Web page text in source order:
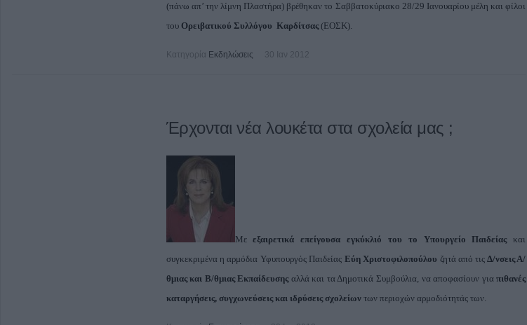
(πάνω απ’ την λίμνη Πλαστήρα) βρέθηκαν το Σαββατοκύριακο 28/29 Ιανουαρίου μέλη και φίλοι
του Ορειβατικού Συλλόγου Καρδίτσας(EOΣK).
Κατηγορία Εκδηλώσεις 30 Ιαν 2012
Έρχονται νέα λουκέτα στα σχολεία μας ;
Μεεξαιρετικά επείγουσα εγκύκλιό του το Υπουργείο Παιδείας και
συγκεκριμένα η αρμόδια Υφυπουργός Παιδείας Εύη Χριστοφιλοπούλου ζητά από τις Δ/νσεις Α/
θμιας και Β/θμιας Εκπαίδευσης αλλά και τα Δημοτικά Συμβούλια, να αποφασίουν γιαπιθανές
καταργήσεις, συγχωνεύσεις και ιδρύσεις σχολείωντων περιοχών αρμοδιότητάς των.